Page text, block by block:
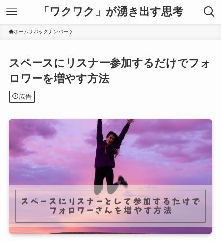
「ワクワク」が湧き出す思考
ホーム バックナンバー
スペースにリスナー参加するだけでフォ
ロワーを増やす方法
広告